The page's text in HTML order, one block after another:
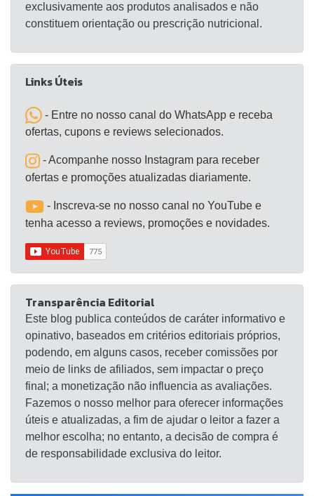
de calorias controladas, resultando em um consumo
calórico reduzido.
exclusivamente aos produtos analisados e não
constituem orientação ou prescrição nutricional.
Links Úteis
- Entre no nosso canal do WhatsApp e receba
ofertas, cupons e reviews selecionados.
- Acompanhe nosso Instagram para receber
ofertas e promoções atualizadas diariamente.
- Inscreva-se no nosso canal no YouTube e
tenha acesso a reviews, promoções e novidades.
Transparência Editorial
Este blog publica conteúdos de caráter informativo e
opinativo, baseados em critérios editoriais próprios,
podendo, em alguns casos, receber comissões por
meio de links de afiliados, sem impactar o preço
final; a monetização não influencia as avaliações.
Fazemos o nosso melhor para oferecer informações
úteis e atualizadas, a fim de ajudar o leitor a fazer a
melhor escolha; no entanto, a decisão de compra é
de responsabilidade exclusiva do leitor.